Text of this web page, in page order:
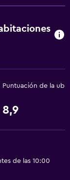
Puntuación de la
8,9
de las 10:00